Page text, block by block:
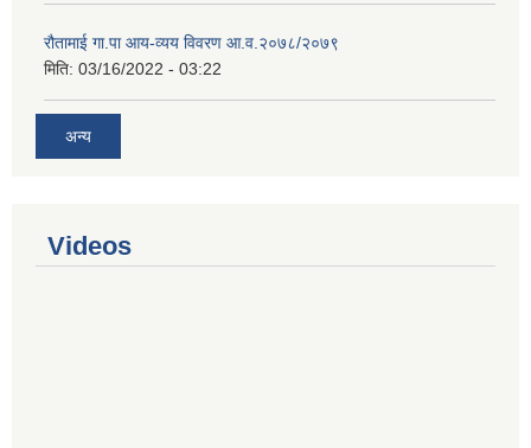
रौतामाई गा.पा आय-व्यय विवरण आ.व.२०७८/२०७९
मिति: 03/16/2022 - 03:22
अन्य
Videos